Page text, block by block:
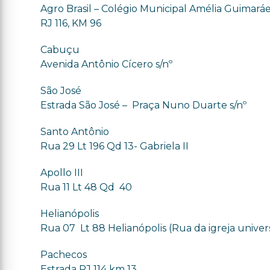
Agro Brasil – Colégio Municipal Amélia
RJ 116, KM 96
Cabuçu
Avenida Antônio Cícero s/nº
São José
Estrada São José – Praça Nuno Duarte s/nº
Santo Antônio
Rua 29 Lt 196 Qd 13- Gabriela II
Apollo III
Rua 11 Lt 48 Qd 40
Helianópolis
Rua 07 Lt 88 Helianópolis (Rua da igreja
Pachecos